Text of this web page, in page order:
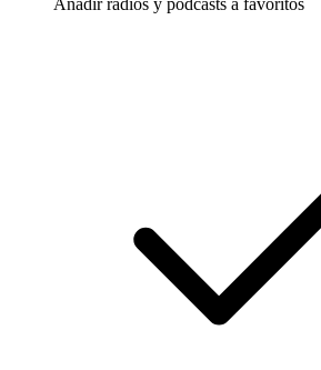
Añadir radios y podcasts a favoritos